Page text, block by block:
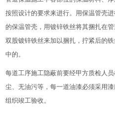
按照设计的要求来进行。用保温管壳
的保温管壳，用镀锌铁丝将其捆扎在
双股镀锌铁丝来加以捆扎，拧紧后的
中的。
每道工序施工隐蔽前要经甲方质检人
尘、无油污等，每一道油漆必须采用
组织竣工验收。